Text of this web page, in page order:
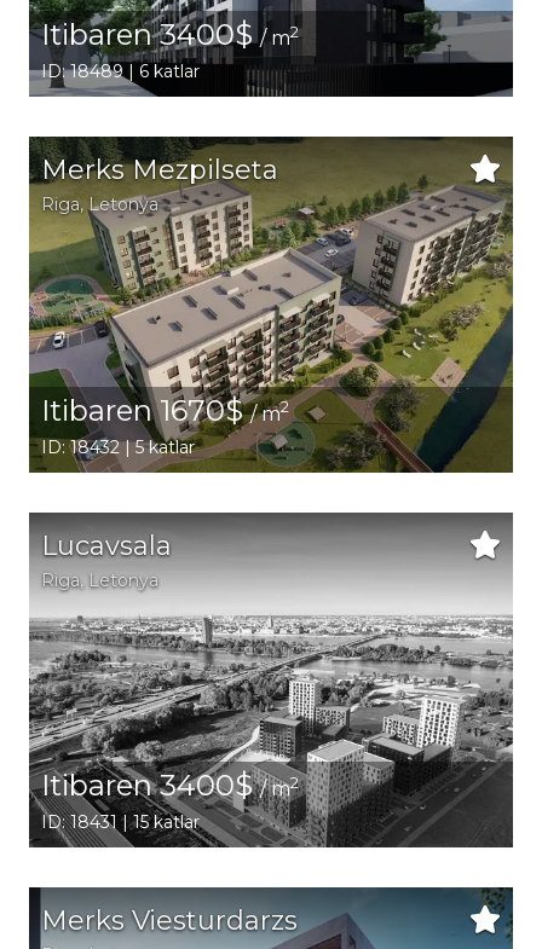
Itibaren 3400$/ m2
ID: 18489 | 6 katlar
Merks Mezpilseta
Riga, Letonya
Itibaren 1670$/ m2
ID: 18432 | 5 katlar
Lucavsala
Riga, Letonya
Itibaren 3400$/ m2
ID: 18431 | 15 katlar
Merks Viesturdarzs